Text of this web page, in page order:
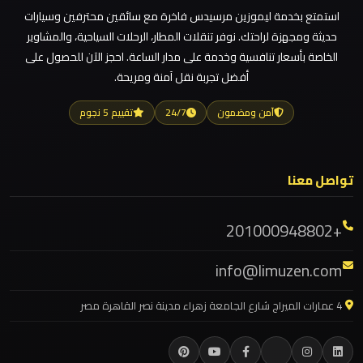
ليموزين مطار العلمين
ليموزين مطار العالمين
ليموزين مطار العاصمة الادارية
ليموزين مطار اكتوبر
ليموزين مرسيدس ايجار بالسائق فى مصر
ليموزين مرسي مطروح
ليموزين مرسي علم
ليموزين مدينتي
ليموزين مايو
العاصمة
الادارية
ليموزين
الجديدة
ليموزين
مصر
ليموزين
استمتع بخدمة ليموزين مرسيدس فاخرة مع سائقين محترفين وسيارات
حديثة ومجهزة لراحتك. نوفر تنقلات المطار، الرحلات السياحية، والمشاوير
الخاصة بأسعار تنافسية وخدمة على مدار الساعة. احجز الآن للحصول على
أفضل تجربة نقل آمنة ومريحة.
آمن ومضمون 24/7 تقييم 5 نجوم
تواصل معنا
+201000948802
info@limuzen.com
4 عمارات الميراج شارع الجامعة زهراء مدينة نصر القاهرة مصر